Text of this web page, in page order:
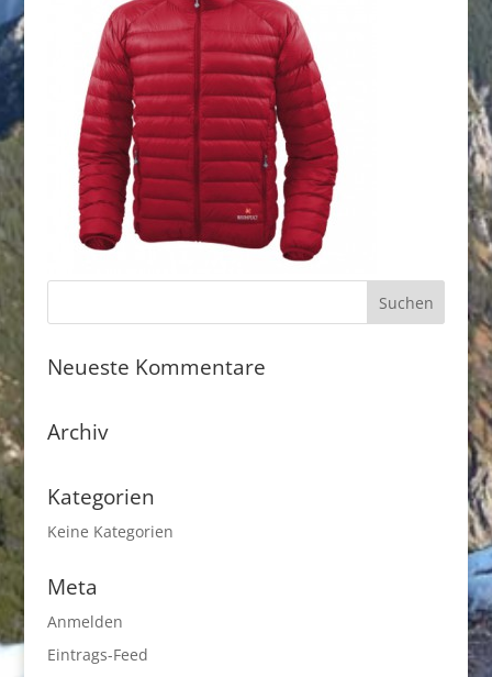
Neueste Kommentare
Archiv
Kategorien
Keine Kategorien
Meta
Anmelden
Eintrags-Feed